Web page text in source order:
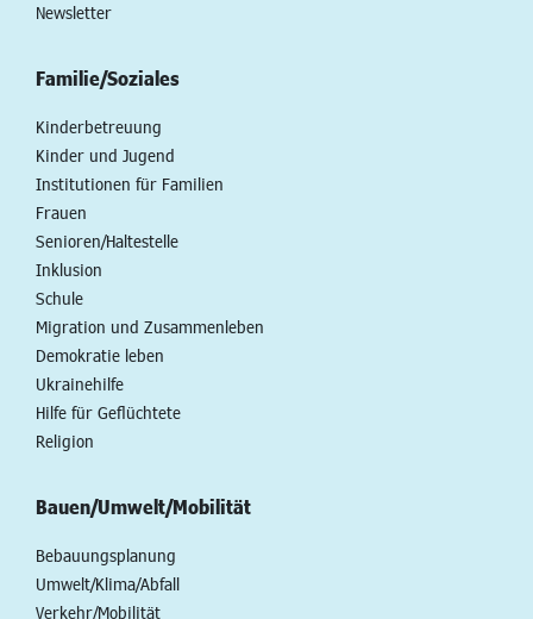
Newsletter
Familie/Soziales
Kinderbetreuung
Kinder und Jugend
Institutionen für Familien
Frauen
Senioren/Haltestelle
Inklusion
Schule
Migration und Zusammenleben
Demokratie leben
Ukrainehilfe
Hilfe für Geflüchtete
Religion
Bauen/Umwelt/Mobilität
Bebauungsplanung
Umwelt/Klima/Abfall
Verkehr/Mobilität